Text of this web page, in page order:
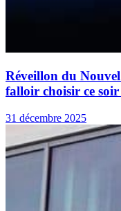
Réveillon du
falloir choisir ce
31 décembre 2025